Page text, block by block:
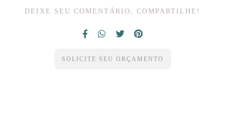
DEIXE SEU COMENTÁRIO, COMPARTILHE!
SOLICITE SEU ORÇAMENTO